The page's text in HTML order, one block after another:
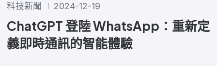
科技新聞 2024-12-19
ChatGPT 登陸 WhatsApp：重新定
義即時通訊的智能體驗